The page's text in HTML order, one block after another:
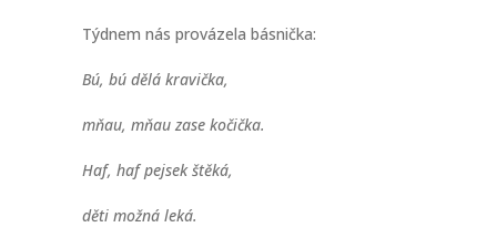
Týdnem nás provázela básnička:
Bú, bú dělá kravička,
mňau, mňau zase kočička.
Haf, haf pejsek štěká,
děti možná leká.